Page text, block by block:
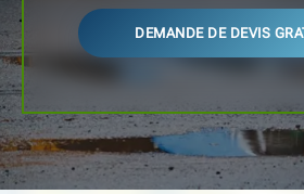
DEMANDE DE DEVIS